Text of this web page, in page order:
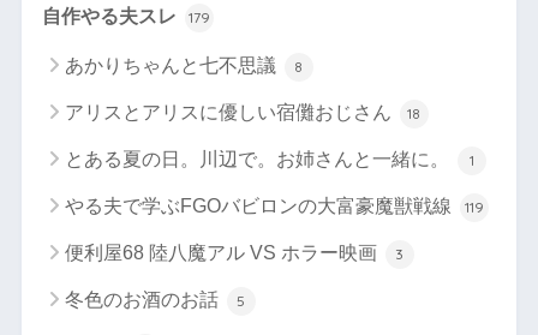
自作やる夫スレ 179
あかりちゃんと七不思議 8
アリスとアリスに優しい宿儺おじさん 18
とある夏の日。川辺で。お姉さんと一緒に。 1
やる夫で学ぶFGOバビロンの大富豪魔獣戦線 119
便利屋68 陸八魔アル VS ホラー映画 3
冬色のお酒のお話 5